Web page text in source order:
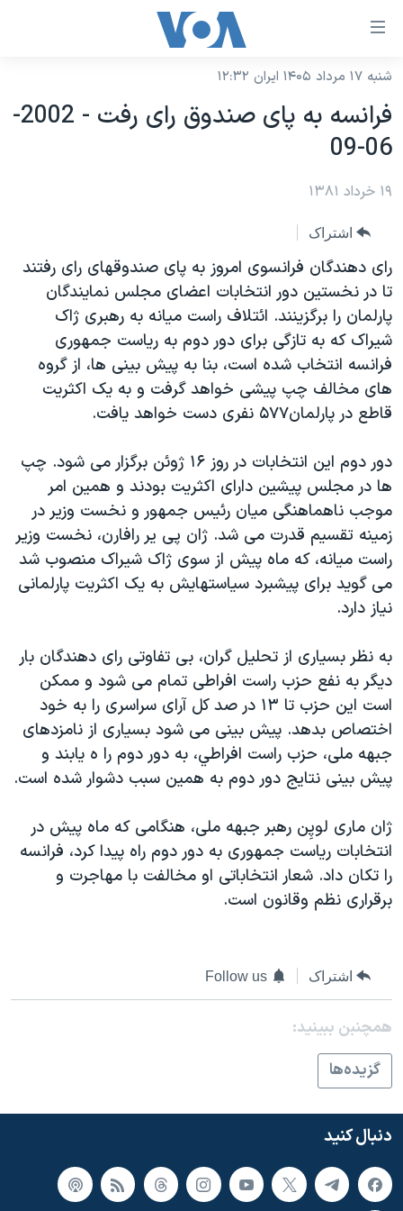
لینکهای
دسترسی
جهش
محتوای
اصلی
جهش
صفحه
اصلی
جهش
به
جستجو
نسخه سبک وب‌سایت
موضوع ها
ایران
آمریکا
ورزشی
گزیده‌ها
ویژه برنامه‌ها
ویدیوها
فرهنگ و زندگی
حقوق شهروندی
اقتصادی
علم و فناوری
اسرائیل در جنگ
گالری عکس
آرشیو پخش زنده
برنامه های تلویزیونی
جدول برنامه ها
صفحه‌های ویژه
جام جهانی ۲۰۲۶
عملیات خشم حماسی
بایگانی برنامه‌های تلویزیونی
مستندها
انتخابات ریاست جمهوری آمریکا ۲۰۲۴
حمله جمهوری اسلامی به اسرائیل
رمز مهسا
ورزش زنان در ایران
اعتراضات زن، زندگی، آزادی
مجموعه مستندهای دادخواهی
تریبونال مردمی آبان ۹۸
دادگاه حمید نوری
چهل سال گروگان‌گیری
قانون شفافیت دارائی کادر رهبری ایران
اعتراضات مردمی آبان ۹۸
نرگس محمدی برنده جایزه نوبل صلح
همایش محافظه‌کاران آمریکا «سی‌پک»
صفحه‌های ویژه
فرکانس‌های صدای آمریکا
پخش رادیویی
یادگیری زبان انگلیسی
دنبال کنید
زبانهای مختلف
شنبه ۱۷ مرداد ۱۴۰۵ ایران ۱۲:۳۲
فرانسه به پای صندوق رای رفت - 2002-
06-09
۱۹ خرداد ۱۳۸۱
اشتراک
رای دهندگان فرانسوی امروز به پای صندوقهای رای رفتند
تا در نخستين دور انتخابات اعضای مجلس نمايندگان
پارلمان را برگزينند. ائتلاف راست ميانه به رهبری ژاک
شيراک که به تازگی برای دور دوم به رياست جمهوری
فرانسه انتخاب شده است، بنا به پيش بينی ها، از گروه
های مخالف چپ پيشی خواهد گرفت و به يک اکثريت
قاطع در پارلمان۵۷۷ نفری دست خواهد يافت.
دور دوم اين انتخابات در روز ۱۶ ژوئن برگزار می شود. چپ
ها در مجلس پيشين دارای اکثريت بودند و همين امر
موجب ناهماهنگی ميان رئيس جمهور و نخست وزير در
زمينه تقسيم قدرت می شد. ژان پی ير رافارن، نخست وزير
راست ميانه، که ماه پيش از سوی ژاک شيراک منصوب شد
می گويد برای پيشبرد سياستهايش به يک اکثريت پارلمانی
نياز دارد.
به نظر بسياری از تحليل گران، بی تفاوتی رای دهندگان بار
ديگر به نفع حزب راست افراطی تمام می شود و ممکن
است اين حزب تا ۱۳ در صد کل آرای سراسری را به خود
اختصاص بدهد. پيش بينی می شود بسياری از نامزدهای
جبهه ملی، حزب راست افراطي، به دور دوم را ه يابند و
پيش بينی نتايج دور دوم به همين سبب دشوار شده است.
ژان ماری لوپِن رهبر جبهه ملی، هنگامی که ماه پيش در
انتخابات رياست جمهوری به دور دوم راه پيدا کرد، فرانسه
را تکان داد. شعار انتخاباتی او مخالفت با مهاجرت و
برقراری نظم وقانون است.
اشتراک Follow us
همچنبن ببینید:
گزيده‌ها
دنبال کنید